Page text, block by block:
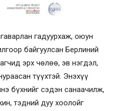
гадуурхаж, оюун
байгуулсан Берлиний
эрх чөлөө, эв нэгдэл,
түүхтэй. Энэхүү
бүхнийг сэдэн санаачилж,
тэдний дуу хоолойг